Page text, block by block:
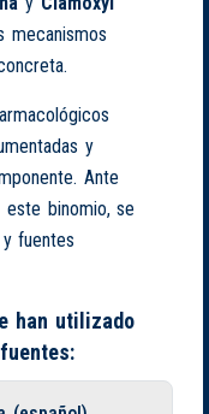
mecanismos
y
Ante
binomio, se
fuentes
han utilizado